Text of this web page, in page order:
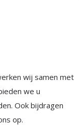
wij samen met
we u
Ook bijdragen
op.